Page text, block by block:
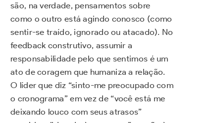
são, na verdade, pensamentos sobre
como o outro está agindo conosco (como
sentir-se traído, ignorado ou atacado). No
feedback construtivo, assumir a
responsabilidade pelo que sentimos é um
ato de coragem que humaniza a relação.
O líder que diz “sinto-me preocupado com
o cronograma” em vez de “você está me
deixando louco com seus atrasos”